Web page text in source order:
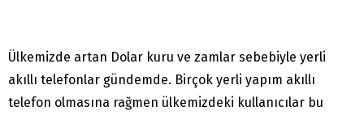
Ülkemizde artan Dolar kuru ve zamlar sebebiyle yerli
akıllı telefonlar gündemde. Birçok yerli yapım akıllı
telefon olmasına rağmen ülkemizdeki kullanıcılar bu